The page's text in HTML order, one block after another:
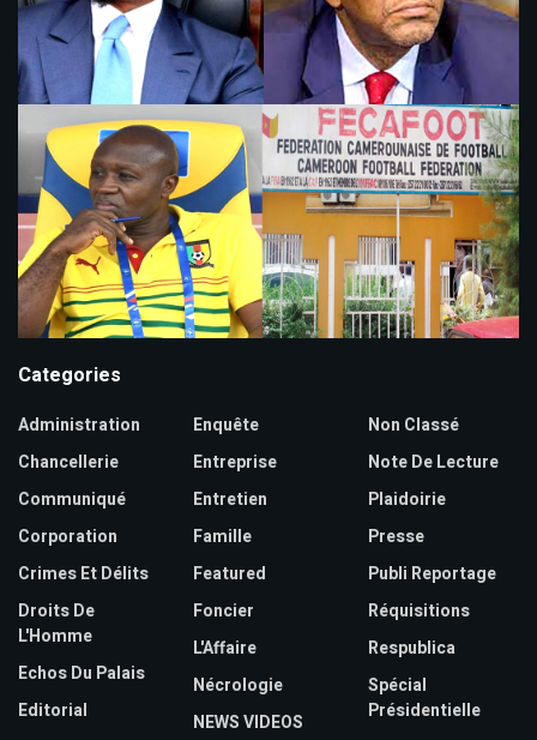
Categories
Administration
Chancellerie
Communiqué
Corporation
Crimes Et Délits
Droits De
L'Homme
Echos Du Palais
Editorial
Enquête
Entreprise
Entretien
Famille
Featured
Foncier
L'Affaire
Nécrologie
NEWS VIDEOS
Non Classé
Note De Lecture
Plaidoirie
Presse
Publi Reportage
Réquisitions
Respublica
Spécial
Présidentielle